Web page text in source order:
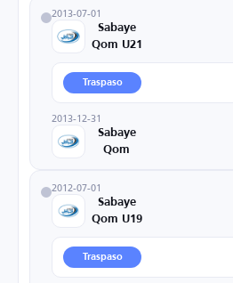
2013-07-01
Sabaye
Qom U21
Traspaso
2013-12-31
Sabaye
Qom
2012-07-01
Sabaye
Qom U19
Traspaso